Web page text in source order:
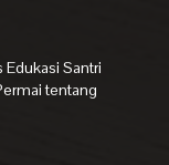
Edukasi Santri
tentang